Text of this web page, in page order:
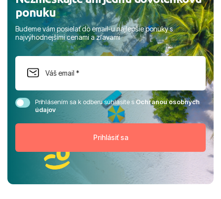
ponuku
Budeme vám posielať do email-u najlepšie ponuky s
najvýhodnejšími cenami a zľavami
Prihlásením sa k odberu súhlasíte sOchranou osobných
údajov